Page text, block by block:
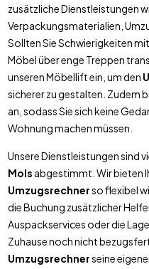
zusätzliche Dienstleistungen
Verpackungsmaterialien,
Sollten Sie Schwierigkeiten
Möbel über enge Treppen
unseren Möbellift ein, um den
sicherer zu gestalten. Zudem
an, sodass Sie sich keine
Wohnung machen müssen.
Unsere Dienstleistungen sind
Mols abgestimmt. Wir bieten
Umzugsrechnerso flexibel
die Buchung zusätzlicher
Auspackservices oder die
Zuhause noch nicht
Umzugsrechnerseine